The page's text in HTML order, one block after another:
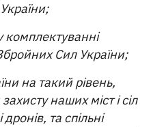
комплектуванні
Сил України;
на такий рівень,
наших міст і сіл
та спільні